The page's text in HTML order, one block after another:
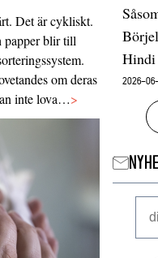
Det är cykliskt.
papper blir till
om deras
inte lova…>
Hindi
2026-